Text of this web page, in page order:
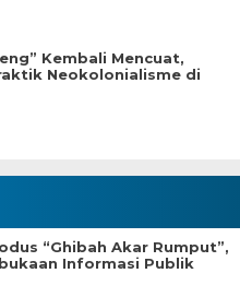
Kembali Mencuat,
Neokolonialisme di
“Ghibah Akar Rumput”,
Informasi Publik